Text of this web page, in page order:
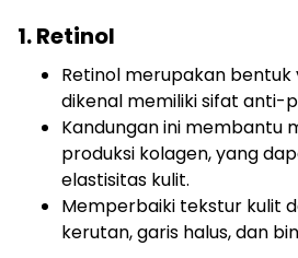
1. Retinol
Retinol merupakan bentuk
dikenal memiliki sifat anti-
Kandungan ini membantu
produksi kolagen, yang
elastisitas kulit.
Memperbaiki tekstur kulit
kerutan, garis halus, dan